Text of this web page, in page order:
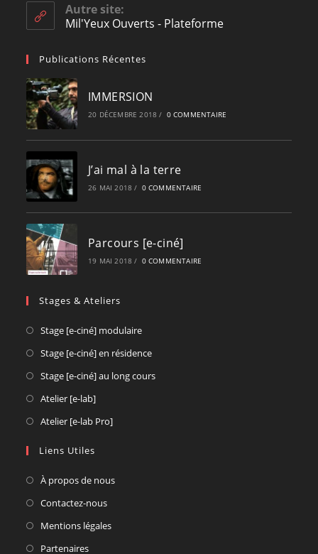
application
Autre site:
Mil'Yeux Ouverts - Plateforme
Publications Récentes
IMMERSION
20 DÉCEMBRE 2018 / 0 COMMENTAIRE
J’ai mal à la terre
26 MAI 2018 / 0 COMMENTAIRE
Parcours [e-ciné]
19 MAI 2018 / 0 COMMENTAIRE
Stages & Ateliers
Stage [e-ciné] modulaireOpens
new
Stage [e-ciné] en résidenceOpens
Stage [e-ciné] au long coursOpens
Atelier [e-lab]Opens
Atelier [e-lab Pro]Opens
Liens Utiles
À propos de nous
Contactez-nous
Mentions légales
Partenaires